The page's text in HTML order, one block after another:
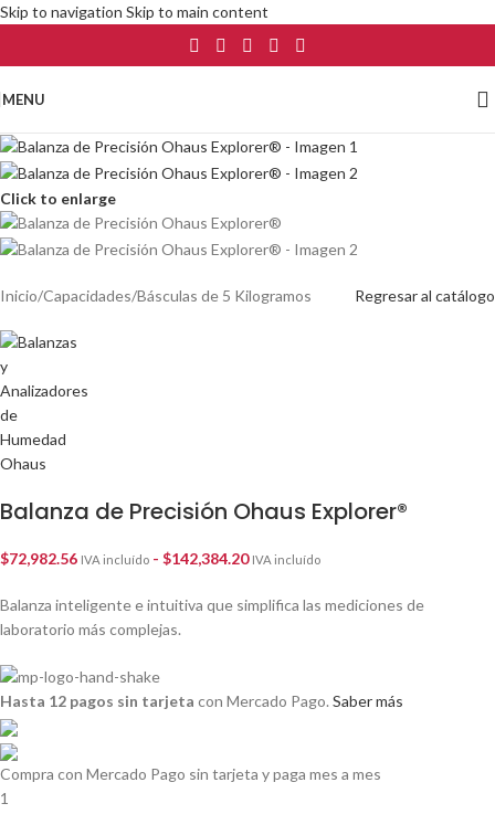
Skip to navigation Skip to main content
MENU
Click to enlarge
Inicio/Capacidades/Básculas de 5 Kilogramos Regresar al catálogo
Balanza de Precisión Ohaus Explorer®
$72,982.56 IVA incluído - $142,384.20 IVA incluído
Balanza inteligente e intuitiva que simplifica las mediciones de
laboratorio más complejas.
Hasta 12 pagos sin tarjeta con Mercado Pago. Saber más
Compra con Mercado Pago sin tarjeta y paga mes a mes
1